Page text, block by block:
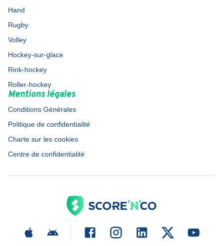
Hand
Rugby
Volley
Hockey-sur-glace
Rink-hockey
Roller-hockey
Mentions légales
Conditions Générales
Politique de confidentialité
Charte sur les cookies
Centre de confidentialité